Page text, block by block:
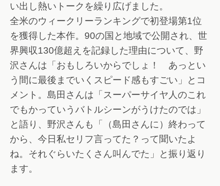
い出し熱いトークを繰り広げました。
全米のウィークリーランキングで初登場第1位
を獲得した本作。90の国と地域で公開され、世
界興収130億超えを記録した理由について、野
沢さんは「おもしろいからでしょ！ あっとい
う間に最後までいくスピード感もすごい」とコ
メント。島田さんは「スーパーサイヤ人のこれ
でもかっていうバトルシーンがうけたのでは」
と語り、野沢さんも「（島田さんに）終わって
から、今日私セリフ言ってた？って聞いたよ
ね。それぐらいたくさん叫んでた」と振り返り
ます。